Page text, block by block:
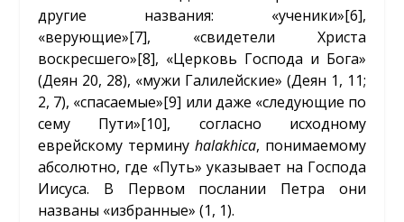
другие названия: «ученики»[6],
«верующие»[7], «свидетели Христа
воскресшего»[8], «Церковь Господа и Бога»
(Деян 20, 28), «мужи Галилейские» (Деян 1, 11;
2, 7), «спасаемые»[9] или даже «следующие по
сему Пути»[10], согласно исходному
еврейскому термину halakhica, понимаемому
абсолютно, где «Путь» указывает на Господа
Иисуса. В Первом послании Петра они
названы «избранные» (1, 1).